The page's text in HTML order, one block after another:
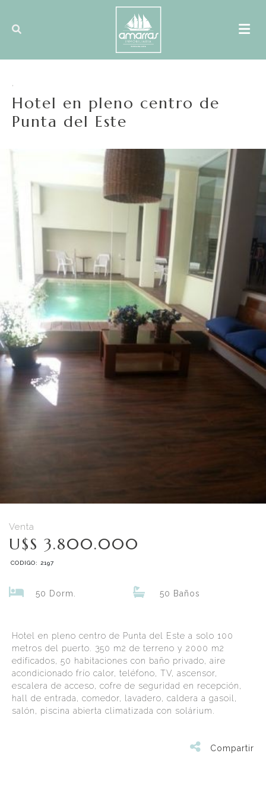
,
Hotel en pleno centro de
Punta del Este
Venta
U$S 3.800.000
CODIGO: 2197
50 Dorm. 50 Baños
Hotel en pleno centro de Punta del Este a solo 100
metros del puerto. 350 m2 de terreno y 2000 m2
edificados, 50 habitaciones con baño privado, aire
acondicionado frío calor, teléfono, TV, ascensor,
escalera de acceso, cofre de seguridad en recepción,
hall de entrada, comedor, lavadero, caldera a gasoil,
salón, piscina abierta climatizada con solárium.
Compartir